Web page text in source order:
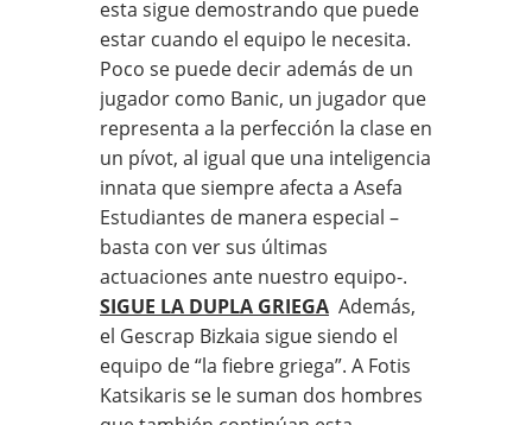
esta sigue demostrando que puede
estar cuando el equipo le necesita.
Poco se puede decir además de un
jugador como Banic, un jugador que
representa a la perfección la clase en
un pívot, al igual que una inteligencia
innata que siempre afecta a Asefa
Estudiantes de manera especial –
basta con ver sus últimas
actuaciones ante nuestro equipo-.
SIGUE LA DUPLA GRIEGA Además,
el Gescrap Bizkaia sigue siendo el
equipo de “la fiebre griega”. A Fotis
Katsikaris se le suman dos hombres